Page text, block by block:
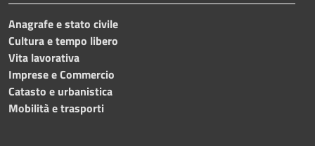
Anagrafe e stato civile
Cultura e tempo libero
Vita lavorativa
Imprese e Commercio
Catasto e urbanistica
Mobilità e trasporti